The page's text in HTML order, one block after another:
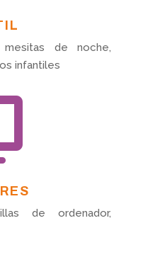
de noche,
infantiles
de ordenador,